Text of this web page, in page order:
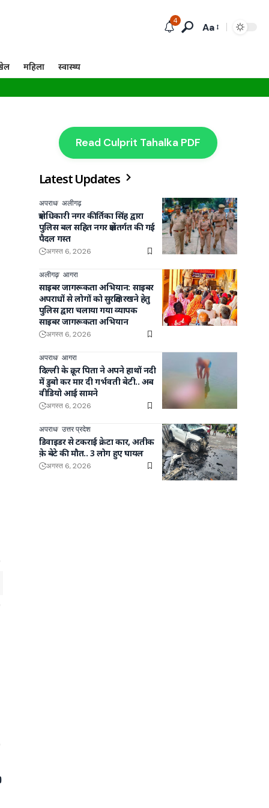
4
Aa
महिला स्वास्थ्य
Read Culprit Tahalka PDF
Latest Updates
अपराध अलीगढ़
क्षेत्राधिकारी नगर कीर्तिका सिंह द्वारा
पुलिस बल सहित नगर क्षेत्रांतर्गत की गई
पैदल गस्त
अगस्त 6, 2026
अलीगढ़ आगरा
साइबर जागरूकता अभियान: साइबर
अपराधों से लोगों को सुरक्षित रखने हेतु
पुलिस द्वारा चलाया गया व्यापक
साइबर जागरूकता अभियान
अगस्त 6, 2026
अपराध आगरा
दिल्ली के क्रूर पिता ने अपने हाथों नदी
में डुबो कर मार दी गर्भवती बेटी.. अब
वीडियो आई सामने
अगस्त 6, 2026
अपराध उत्तर प्रदेश
डिवाइडर से टकराई क्रेटा कार, अतीक
क़े बेटे की मौत.. 3 लोग हुए घायल
अगस्त 6, 2026